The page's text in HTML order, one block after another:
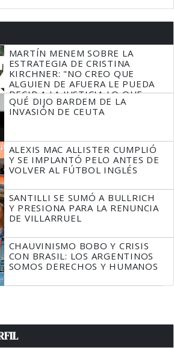
MARTÍN MENEM SOBRE LA
ESTRATEGIA DE CRISTINA
KIRCHNER: "NO CREO QUE
ALGUIEN DE AFUERA LE PUEDA
DECIR A LA JUSTICIA LO QUE
TIENE QUE HACER"
QUÉ DIJO BARDEM DE LA
INVASIÓN DE CEUTA
ALEXIS MAC ALLISTER CUMPLIÓ
Y SE IMPLANTÓ PELO ANTES DE
VOLVER AL FÚTBOL INGLÉS
SANTILLI SE SUMÓ A BULLRICH
Y PRESIONA PARA LA RENUNCIA
DE VILLARRUEL
CHAUVINISMO BOBO Y CRISIS
CON BRASIL: LOS ARGENTINOS
SOMOS DERECHOS Y HUMANOS